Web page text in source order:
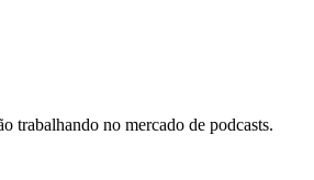
trabalhando no mercado de podcasts.